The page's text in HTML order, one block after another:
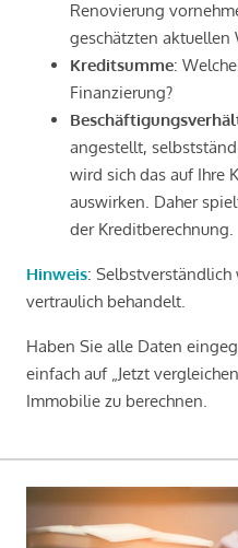
Renovierung
geschätzten aktuellen
Kreditsumme:
Finanzierung?
angestellt,
wird sich das auf Ihre
auswirken. Daher
der Kreditberechnung.
Hinweis:
vertraulich behandelt.
Haben Sie alle Daten
einfach auf „Jetzt
Immobilie zu berechnen.